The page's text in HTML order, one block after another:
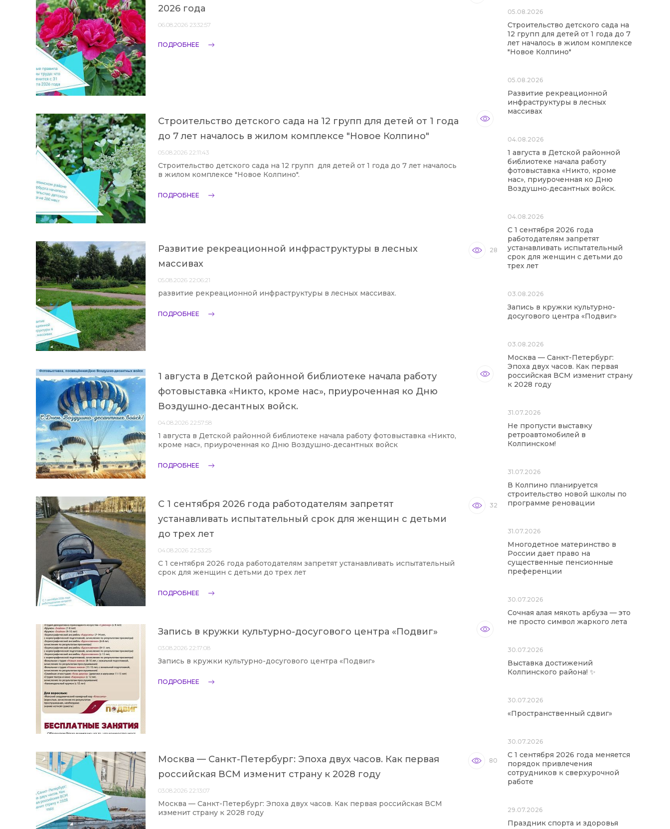
2026 года
06.08.2026 23:32:57
ПОДРОБНЕЕ
Строительство детского сада на 12 групп для детей от 1 года
до 7 лет началось в жилом комплексе "Новое Колпино"
05.08.2026 22:11:43
Строительство детского сада на 12 групп для детей от 1 года до 7 лет началось
в жилом комплексе "Новое Колпино".
ПОДРОБНЕЕ
Развитие рекреационной инфраструктуры в лесных
массивах
05.08.2026 22:06:21
развитие рекреационной инфраструктуры в лесных массивах.
ПОДРОБНЕЕ
28
1 августа в Детской районной библиотеке начала работу
фотовыставка «Никто, кроме нас», приуроченная ко Дню
Воздушно‑десантных войск.
04.08.2026 22:57:58
1 августа в Детской районной библиотеке начала работу фотовыставка «Никто,
кроме нас», приуроченная ко Дню Воздушно‑десантных войск
ПОДРОБНЕЕ
С 1 сентября 2026 года работодателям запретят
устанавливать испытательный срок для женщин с детьми
до трех лет
04.08.2026 22:53:25
С 1 сентября 2026 года работодателям запретят устанавливать испытательный
срок для женщин с детьми до трех лет
ПОДРОБНЕЕ
32
Запись в кружки культурно-досугового центра «Подвиг»
03.08.2026 22:17:08
Запись в кружки культурно-досугового центра «Подвиг»
ПОДРОБНЕЕ
Москва — Санкт-Петербург: Эпоха двух часов. Как первая
российская ВСМ изменит страну к 2028 году
03.08.2026 22:13:07
Москва — Санкт-Петербург: Эпоха двух часов. Как первая российская ВСМ
изменит страну к 2028 году
80
05.08.2026
Строительство детского сада на
12 групп для детей от 1 года до 7
лет началось в жилом комплексе
"Новое Колпино"
05.08.2026
Развитие рекреационной
инфраструктуры в лесных
массивах
04.08.2026
1 августа в Детской районной
библиотеке начала работу
фотовыставка «Никто, кроме
нас», приуроченная ко Дню
Воздушно‑десантных войск.
04.08.2026
С 1 сентября 2026 года
работодателям запретят
устанавливать испытательный
срок для женщин с детьми до
трех лет
03.08.2026
Запись в кружки культурно-
досугового центра «Подвиг»
03.08.2026
Москва — Санкт-Петербург:
Эпоха двух часов. Как первая
российская ВСМ изменит страну
к 2028 году
31.07.2026
Не пропусти выставку
ретроавтомобилей в
Колпинском!
31.07.2026
В Колпино планируется
строительство новой школы по
программе реновации
31.07.2026
Многодетное материнство в
России дает право на
существенные пенсионные
преференции
30.07.2026
Сочная алая мякоть арбуза — это
не просто символ жаркого лета
30.07.2026
Выставка достижений
Колпинского района! ✨
30.07.2026
«Пространственный сдвиг»
30.07.2026
С 1 сентября 2026 года меняется
порядок привлечения
сотрудников к сверхурочной
работе
29.07.2026
Праздник спорта и здоровья